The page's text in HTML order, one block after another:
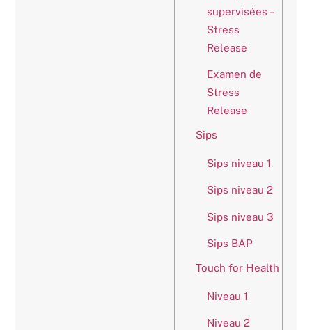
supervisées –
Stress
Release
Examen de
Stress
Release
Sips
Sips niveau 1
Sips niveau 2
Sips niveau 3
Sips BAP
Touch for Health
Niveau 1
Niveau 2